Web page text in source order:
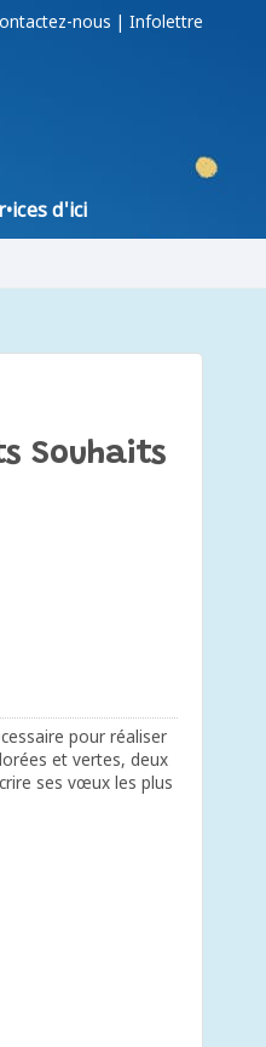
nous | Infolettre
d'ici
Souhaits
pour réaliser
et vertes, deux
ses vœux les plus